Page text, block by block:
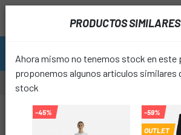
PRODUCTOS SIMILARES
Ahora mismo no tenemos stock en este
proponemos algunos artículos similares
stock
-45% -59%
OUTLET